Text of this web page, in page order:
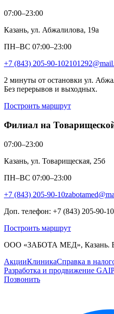
07:00–23:00
Казань, ул. Абжалилова, 19а
ПН–ВС 07:00–23:00
+7 (843) 205-90-10
2 минуты от остановки ул.
Без перерывов и выходных.
Построить маршрут
Филиал на
07:00–23:00
Казань, ул. Товарищеская, 25б
ПН–ВС 07:00–23:00
+7 (843) 205-90-10
Доп. телефон: +7 (843) 205-90-
Построить маршрут
ООО «ЗАБОТА МЕД», Казань.
АкцииКлиникаСправка в
Разработка и продвижение
Позвонить